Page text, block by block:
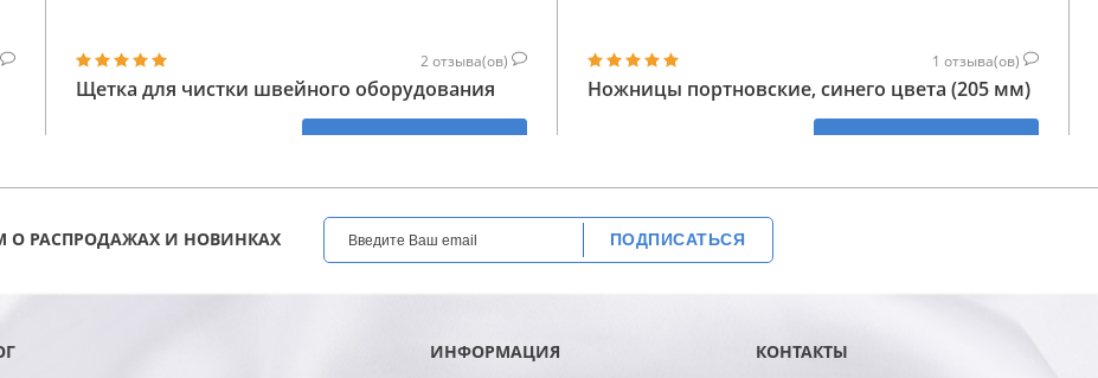
2 отзыва(ов)
Щетка для чистки швейного оборудования
КУПИТЬ
1 отзыва(ов)
Ножницы портновские, синего цвета (205 мм)
КУПИТЬ
О РАСПРОДАЖАХ И НОВИНКАХ ПОДПИСАТЬСЯ
ИНФОРМАЦИЯ
КОНТАКТЫ